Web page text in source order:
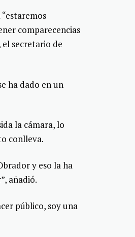
comparecencias
secretario de
ha dado en un
la cámara, lo
conlleva.
y eso la ha
añadió.
público, soy una